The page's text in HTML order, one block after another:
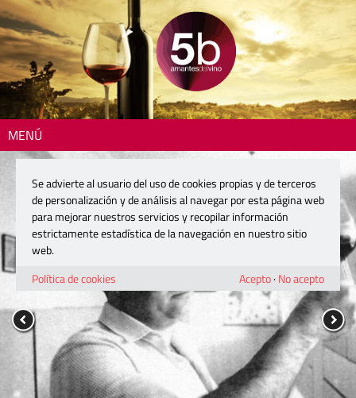
MENÚ
Se advierte al usuario del uso de cookies propias y de terceros
de personalización y de análisis al navegar por esta página web
para mejorar nuestros servicios y recopilar información
estrictamente estadística de la navegación en nuestro sitio
web.
Política de cookies
Acepto· No acepto